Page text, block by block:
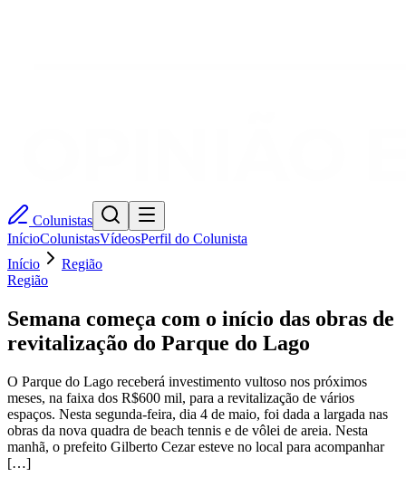
Colunistas
InícioColunistasVídeosPerfil do Colunista
Início
Região
Região
Semana começa com o início das obras de
revitalização do Parque do Lago
O Parque do Lago receberá investimento vultoso nos próximos
meses, na faixa dos R$600 mil, para a revitalização de vários
espaços. Nesta segunda-feira, dia 4 de maio, foi dada a largada nas
obras da nova quadra de beach tennis e de vôlei de areia. Nesta
manhã, o prefeito Gilberto Cezar esteve no local para acompanhar
[…]